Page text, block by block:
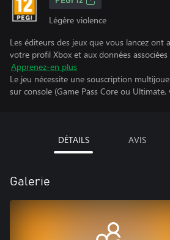
Légère violence
Les éditeurs des jeux que vous lancez ont
votre profil Xbox et aux données
Apprenez-en plus
Le jeu nécessite une souscription
sur console (Game Pass Core ou
DÉTAILS AVIS
Galerie